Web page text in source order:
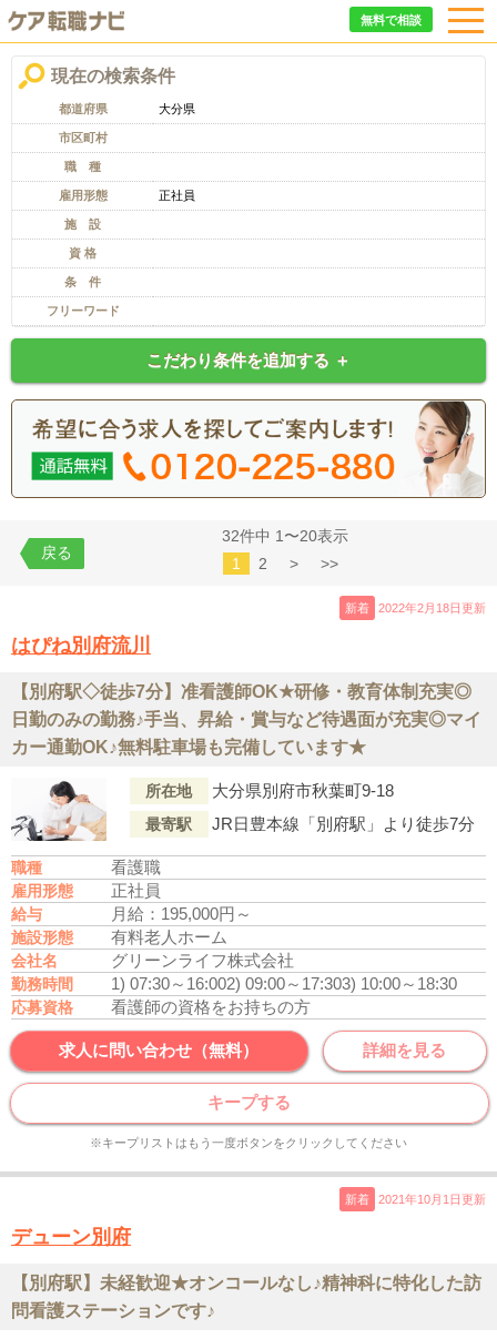
無料で相談
現在の検索条件
都道府県 大分県
市区町村
職 種
雇用形態 正社員
施 設
資 格
条 件
フリーワード
こだわり条件を追加する ＋
32件中 1〜20表示
1
2 > >>
戻る
新着 2022年2月18日更新
はぴね別府流川
【別府駅◇徒歩7分】准看護師OK★研修・教育体制充実◎
日勤のみの勤務♪手当、昇給・賞与など待遇面が充実◎マイ
カー通勤OK♪無料駐車場も完備しています★
所在地 大分県別府市秋葉町9-18
最寄駅 JR日豊本線「別府駅」より徒歩7分
職種 看護職
雇用形態 正社員
給与 月給：195,000円～
施設形態 有料老人ホーム
会社名 グリーンライフ株式会社
勤務時間 1) 07:30～16:002) 09:00～17:303) 10:00～18:30
応募資格 看護師の資格をお持ちの方
求人に問い合わせ（無料） 詳細を見る
キープする
※キープリストはもう一度ボタンをクリックしてください
新着 2021年10月1日更新
デューン別府
【別府駅】未経歓迎★オンコールなし♪精神科に特化した訪
問看護ステーションです♪